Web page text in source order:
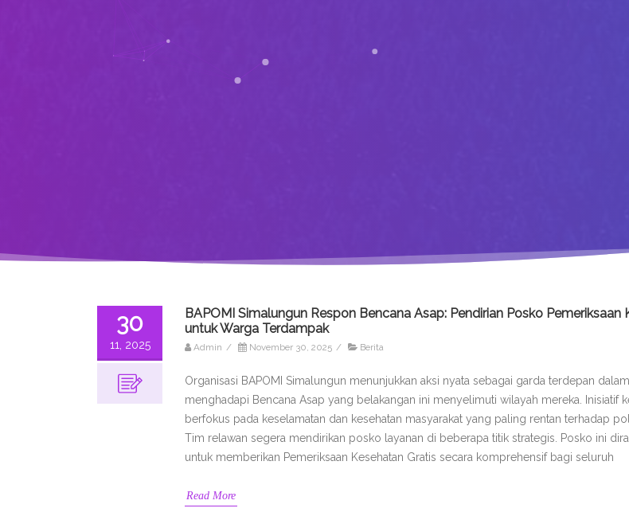
30
11, 2025
BAPOMI Simalungun Respon Bencana Asap: Pendirian Posko Pemeriksaan
untuk Warga Terdampak
Admin / November 30, 2025 / Berita
Organisasi BAPOMI Simalungun menunjukkan aksi nyata sebagai garda terdepan
menghadapi Bencana Asap yang belakangan ini menyelimuti wilayah mereka. Inisiatif
berfokus pada keselamatan dan kesehatan masyarakat yang paling rentan terhadap
Tim relawan segera mendirikan posko layanan di beberapa titik strategis. Posko ini
untuk memberikan Pemeriksaan Kesehatan Gratis secara komprehensif bagi seluruh
Read More